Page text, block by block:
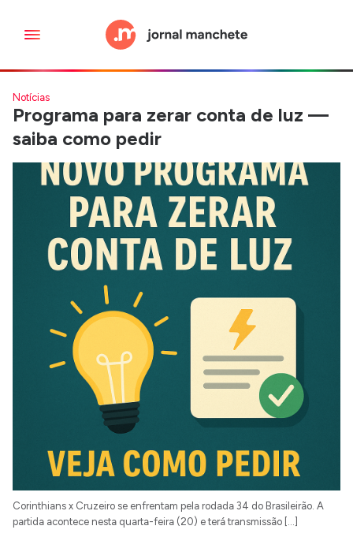
Notícias
Programa para zerar conta de luz —
saiba como pedir
Corinthians x Cruzeiro se enfrentam pela rodada 34 do Brasileirão. A
partida acontece nesta quarta-feira (20) e terá transmissão […]